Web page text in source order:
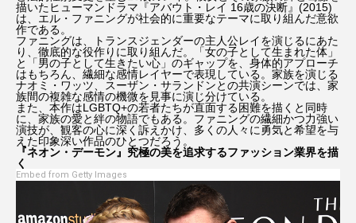
描いたヒューマンドラマ『アバウト・レイ 16歳の決断』(2015)
は、エル・ファニングが社会的に重要なテーマに取り組んだ意欲
作である。
ファニングは、トランスジェンダーの主人公レイを演じるにあた
り、徹底的な役作りに取り組んだ。「女の子として生まれた体」
と「男の子として生きたい心」のギャップを、身体的アプローチ
はもちろん、繊細な感情レイヤーで表現している。家族を演じる
ナオミ・ワッツ、スーザン・サランドンとの共演シーンでは、家
族間の複雑な感情の機微を見事に演じ分けている。
また、本作はLGBTQ+の若者たちが直面する困難を描くと同時
に、家族の愛と絆の物語でもある。ファニングの繊細かつ力強い
演技が、観客の心に深く訴えかけ、多くの人々に勇気と希望を与
えた印象深い作品のひとつだろう。
『ネオン・デーモン』究極の美を追求するファッション業界を描
く
Embed from Getty Images